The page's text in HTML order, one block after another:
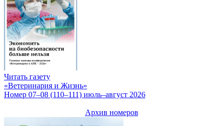
Читать газету
«Ветеринария и Жизнь»
Номер 07–08 (110–111) июль–август 2026
Архив номеров